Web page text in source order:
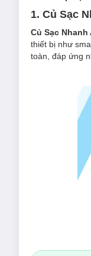
1. Củ Sạc
Củ Sạc Nhanh
thiết bị như
toàn, đáp ứng